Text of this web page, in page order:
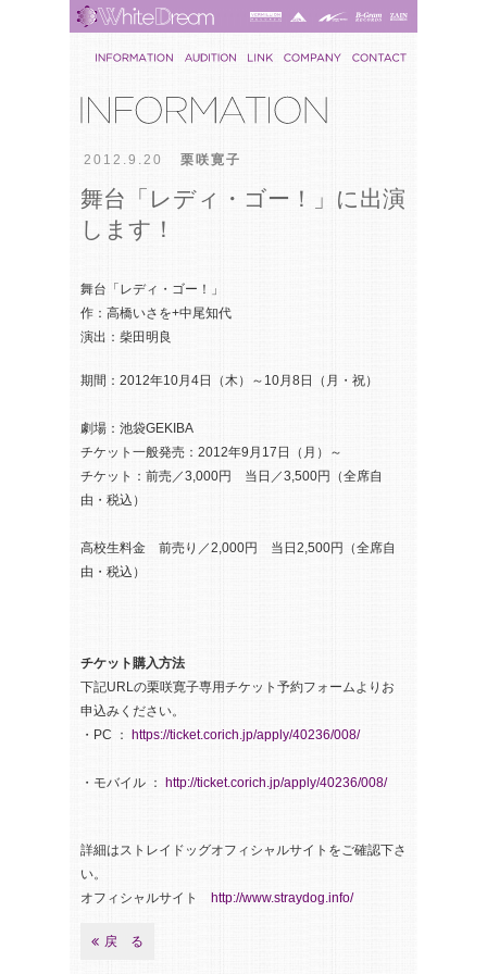
2012.9.20 栗咲寛子
舞台「レディ・ゴー！」に出演
します！
舞台「レディ・ゴー！」
作：高橋いさを+中尾知代
演出：柴田明良
期間：2012年10月4日（木）～10月8日（月・祝）
劇場：池袋GEKIBA
チケット一般発売：2012年9月17日（月）～
チケット：前売／3,000円 当日／3,500円（全席自
由・税込）
高校生料金 前売り／2,000円 当日2,500円（全席自
由・税込）
チケット購入方法
下記URLの栗咲寛子専用チケット予約フォームよりお
申込みください。
・PC ： https://ticket.corich.jp/apply/40236/008/
・モバイル ： http://ticket.corich.jp/apply/40236/008/
詳細はストレイドッグオフィシャルサイトをご確認下さ
い。
オフィシャルサイト http://www.straydog.info/
戻 る